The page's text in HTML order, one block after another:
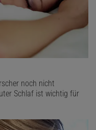
noch nicht
Schlaf ist wichtig für